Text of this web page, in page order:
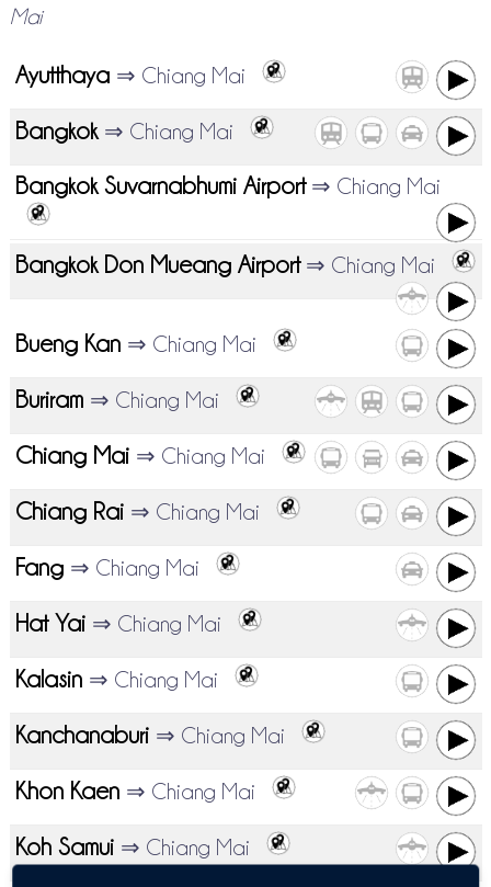
Mai
Ayutthaya ⇒ Chiang Mai
Bangkok ⇒ Chiang Mai
Bangkok Suvarnabhumi Airport⇒ Chiang Mai
Bangkok Don Mueang Airport⇒ Chiang Mai
Bueng Kan ⇒ Chiang Mai
Buriram ⇒ Chiang Mai
Chiang Mai ⇒ Chiang Mai
Chiang Rai ⇒ Chiang Mai
Fang ⇒ Chiang Mai
Hat Yai ⇒ Chiang Mai
Kalasin ⇒ Chiang Mai
Kanchanaburi ⇒ Chiang Mai
Khon Kaen ⇒ Chiang Mai
Koh Samui ⇒ Chiang Mai